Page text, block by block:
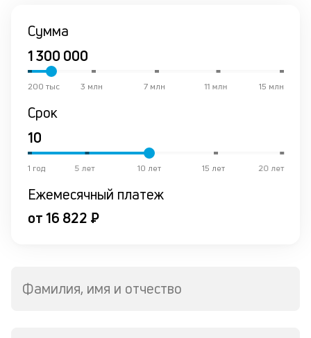
Сумма
15 млн
11 млн
7 млн
3 млн
200 тыс
Срок
20 лет
15 лет
10 лет
5 лет
1 год
Ежемесячный платеж
от 16 822 ₽
Фамилия, имя и отчество